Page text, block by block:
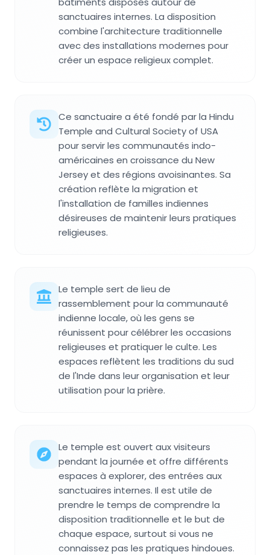
sanctuaires internes. La disposition
combine l'architecture traditionnelle
avec des installations modernes pour
créer un espace religieux complet.
Ce sanctuaire a été fondé par la Hindu
Temple and Cultural Society of USA
pour servir les communautés indo-
américaines en croissance du New
Jersey et des régions avoisinantes. Sa
création reflète la migration et
l'installation de familles indiennes
désireuses de maintenir leurs pratiques
religieuses.
Le temple sert de lieu de
rassemblement pour la communauté
indienne locale, où les gens se
réunissent pour célébrer les occasions
religieuses et pratiquer le culte. Les
espaces reflètent les traditions du sud
de l'Inde dans leur organisation et leur
utilisation pour la prière.
Le temple est ouvert aux visiteurs
pendant la journée et offre différents
espaces à explorer, des entrées aux
sanctuaires internes. Il est utile de
prendre le temps de comprendre la
disposition traditionnelle et le but de
chaque espace, surtout si vous ne
connaissez pas les pratiques hindoues.